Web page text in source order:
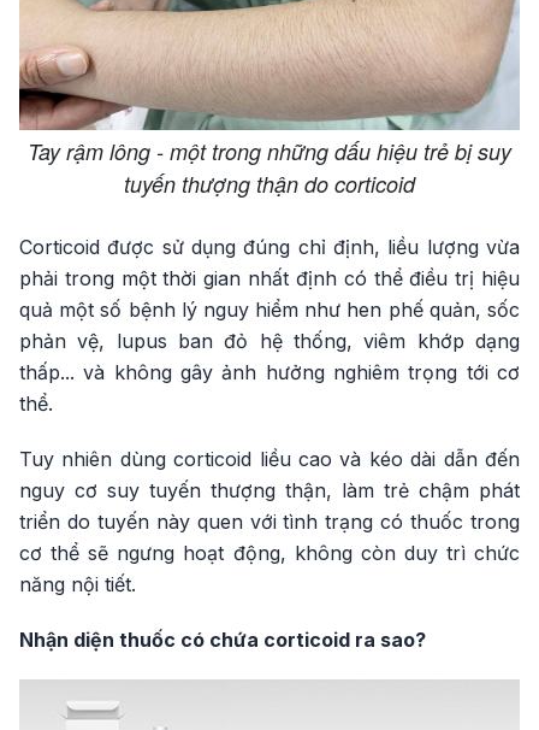
Tay rậm lông - một trong những dấu hiệu trẻ bị suy
tuyến thượng thận do corticoid
Corticoid được sử dụng đúng chỉ định, liều lượng vừa
phải trong một thời gian nhất định có thể điều trị hiệu
quả một số bệnh lý nguy hiểm như hen phế quản, sốc
phản vệ, lupus ban đỏ hệ thống, viêm khớp dạng
thấp... và không gây ảnh hưởng nghiêm trọng tới cơ
thể.
Tuy nhiên dùng corticoid liều cao và kéo dài dẫn đến
nguy cơ suy tuyến thượng thận, làm trẻ chậm phát
triển do tuyến này quen với tình trạng có thuốc trong
cơ thể sẽ ngưng hoạt động, không còn duy trì chức
năng nội tiết.
Nhận diện thuốc có chứa corticoid ra sao?